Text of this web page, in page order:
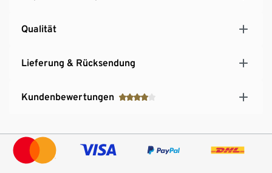
Qualität
Lieferung & Rücksendung
Kundenbewertungen